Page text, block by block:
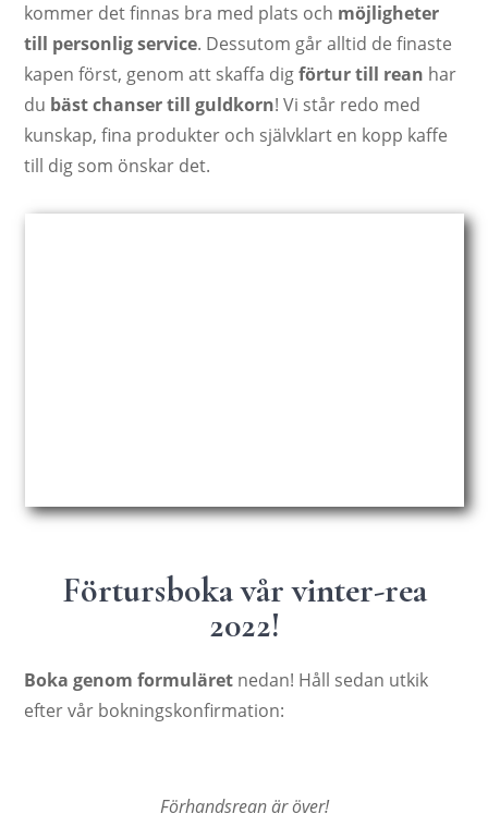
kommer det finnas bra med plats och möjligheter
till personlig service. Dessutom går alltid de finaste
kapen först, genom att skaffa digförtur till rean har
du bäst chanser till guldkorn! Vi står redo med
kunskap, fina produkter och självklart en kopp kaffe
till dig som önskar det.
Förtursboka vår vinter-rea
2022!
Boka genom formuläret nedan! Håll sedan utkik
efter vår bokningskonfirmation:
Förhandsrean är över!